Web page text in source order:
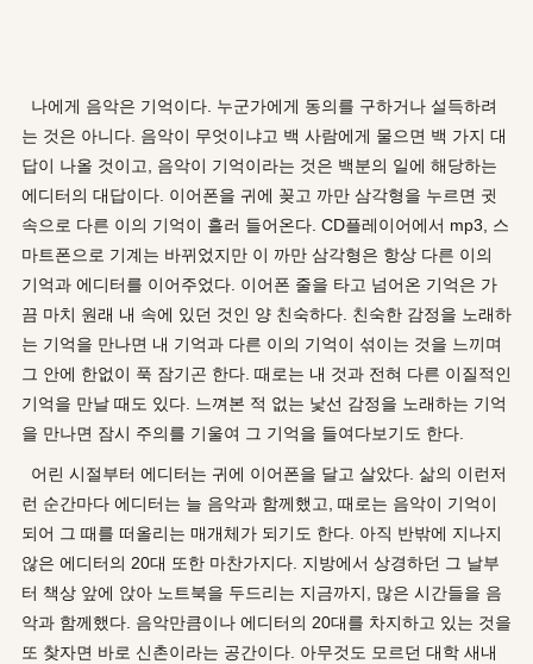
나에게 음악은 기억이다. 누군가에게 동의를 구하거나 설득하려
는 것은 아니다. 음악이 무엇이냐고 백 사람에게 물으면 백 가지 대
답이 나올 것이고, 음악이 기억이라는 것은 백분의 일에 해당하는
에디터의 대답이다. 이어폰을 귀에 꽂고 까만 삼각형을 누르면 귓
속으로 다른 이의 기억이 흘러 들어온다. CD플레이어에서 mp3, 스
마트폰으로 기계는 바뀌었지만 이 까만 삼각형은 항상 다른 이의
기억과 에디터를 이어주었다. 이어폰 줄을 타고 넘어온 기억은 가
끔 마치 원래 내 속에 있던 것인 양 친숙하다. 친숙한 감정을 노래하
는 기억을 만나면 내 기억과 다른 이의 기억이 섞이는 것을 느끼며
그 안에 한없이 푹 잠기곤 한다. 때로는 내 것과 전혀 다른 이질적인
기억을 만날 때도 있다. 느껴본 적 없는 낯선 감정을 노래하는 기억
을 만나면 잠시 주의를 기울여 그 기억을 들여다보기도 한다.
어린 시절부터 에디터는 귀에 이어폰을 달고 살았다. 삶의 이런저
런 순간마다 에디터는 늘 음악과 함께했고, 때로는 음악이 기억이
되어 그 때를 떠올리는 매개체가 되기도 한다. 아직 반밖에 지나지
않은 에디터의 20대 또한 마찬가지다. 지방에서 상경하던 그 날부
터 책상 앞에 앉아 노트북을 두드리는 지금까지, 많은 시간들을 음
악과 함께했다. 음악만큼이나 에디터의 20대를 차지하고 있는 것을
또 찾자면 바로 신촌이라는 공간이다. 아무것도 모르던 대학 새내